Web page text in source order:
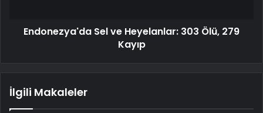
Endonezya'da Sel ve Heyelanlar: 303 Ölü, 279
Kayıp
İlgili Makaleler